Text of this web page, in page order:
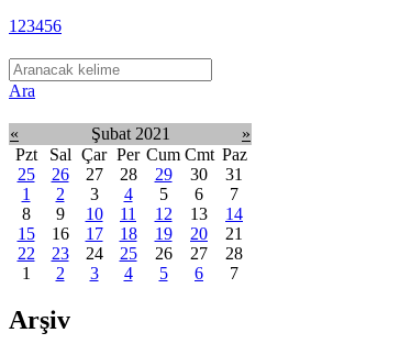
1 23456
Ara
« Şubat 2021
»
Pzt
Sal Çar Per Cum Cmt Paz
25
26 27 28 29 30
31
1
2 3 4 5 6
7
8
9 10 11 12 13
14
15
16 17 18 19 20
21
22
23 24 25 26 27
28
1
2 3 4 5 6 7
Arşiv